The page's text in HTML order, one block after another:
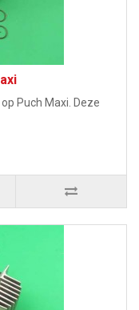
Puch Maxi. Deze